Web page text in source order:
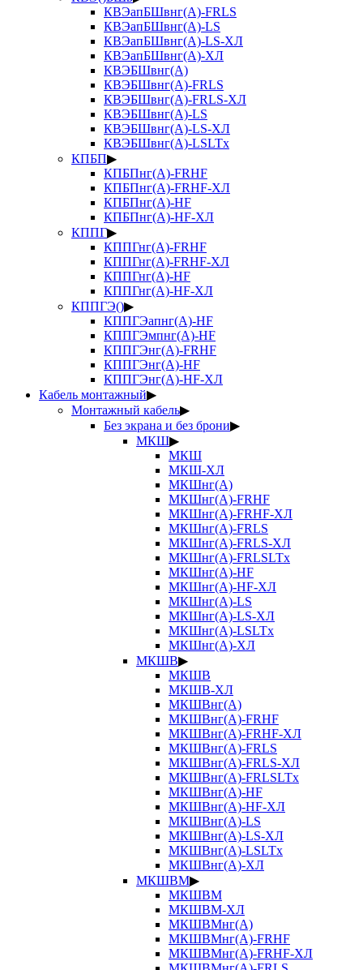
КВЭапБШвнг(А)-FRLS
КВЭапБШвнг(А)-LS
КВЭапБШвнг(А)-LS-ХЛ
КВЭапБШвнг(А)-ХЛ
КВЭБШвнг(А)
КВЭБШвнг(А)-FRLS
КВЭБШвнг(А)-FRLS-ХЛ
КВЭБШвнг(А)-LS
КВЭБШвнг(А)-LS-ХЛ
КВЭБШвнг(А)-LSLTx
КПБП▶
КПБПнг(А)-FRHF
КПБПнг(А)-FRHF-ХЛ
КПБПнг(А)-HF
КПБПнг(А)-HF-ХЛ
КППГ▶
КППГнг(А)-FRHF
КППГнг(А)-FRHF-ХЛ
КППГнг(А)-HF
КППГнг(А)-HF-ХЛ
КППГЭ()▶
КППГЭапнг(А)-HF
КППГЭмпнг(А)-HF
КППГЭнг(А)-FRHF
КППГЭнг(А)-HF
КППГЭнг(А)-HF-ХЛ
Кабель монтажный▶
Монтажный кабель▶
Без экрана и без брони▶
МКШ▶
МКШ
МКШ-ХЛ
МКШнг(А)
МКШнг(А)-FRHF
МКШнг(А)-FRHF-ХЛ
МКШнг(А)-FRLS
МКШнг(А)-FRLS-ХЛ
МКШнг(А)-FRLSLTx
МКШнг(А)-HF
МКШнг(А)-HF-ХЛ
МКШнг(А)-LS
МКШнг(А)-LS-ХЛ
МКШнг(А)-LSLTx
МКШнг(А)-ХЛ
МКШВ▶
МКШВ
МКШВ-ХЛ
МКШВнг(А)
МКШВнг(А)-FRHF
МКШВнг(А)-FRHF-ХЛ
МКШВнг(А)-FRLS
МКШВнг(А)-FRLS-ХЛ
МКШВнг(А)-FRLSLTx
МКШВнг(А)-HF
МКШВнг(А)-HF-ХЛ
МКШВнг(А)-LS
МКШВнг(А)-LS-ХЛ
МКШВнг(А)-LSLTx
МКШВнг(А)-ХЛ
МКШВМ▶
МКШВМ
МКШВМ-ХЛ
МКШВМнг(А)
МКШВМнг(А)-FRHF
МКШВМнг(А)-FRHF-ХЛ